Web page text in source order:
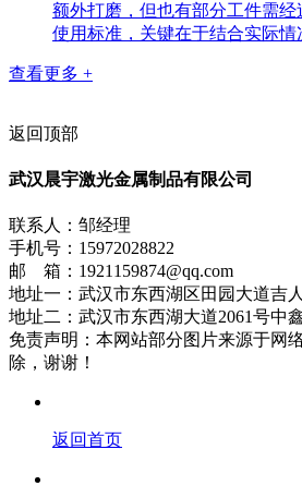
额外打磨，但也有部分工件需经
使用标准，关键在于结合实际
查看更多 +
返回顶部
武汉晨宇激光金属制品有限公司
联系人：邹经理
手机号：15972028822
邮 箱：1921159874@qq.com
地址一：武汉市东西湖区田园大道吉
地址二：武汉市东西湖大道2061号中
免责声明：本网站部分图片来源于网
除，谢谢！
返回首页